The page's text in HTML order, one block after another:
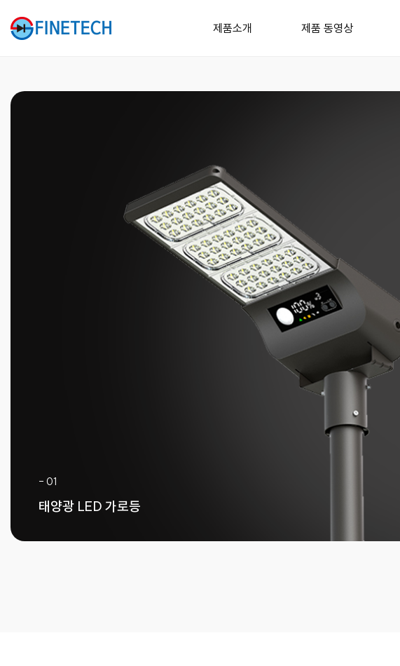
제품소개 제품 동영상
- 01
태양광 LED 가로등